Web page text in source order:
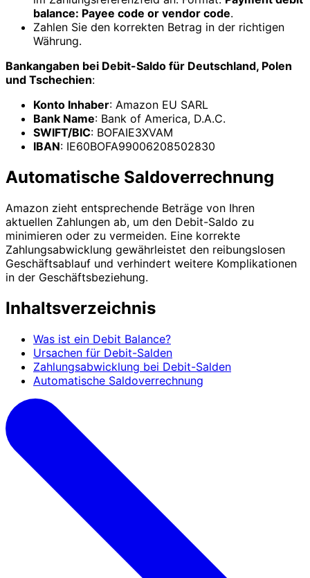
balance: Payee code or vendor code.
Zahlen Sie den korrekten Betrag in der richtigen
Währung.
Bankangaben bei Debit-Saldo für Deutschland, Polen
und Tschechien:
Konto Inhaber: Amazon EU SARL
Bank Name: Bank of America, D.A.C.
SWIFT/BIC: BOFAIE3XVAM
IBAN: IE60BOFA99006208502830
Automatische Saldoverrechnung
Amazon zieht entsprechende Beträge von Ihren
aktuellen Zahlungen ab, um den Debit-Saldo zu
minimieren oder zu vermeiden. Eine korrekte
Zahlungsabwicklung gewährleistet den reibungslosen
Geschäftsablauf und verhindert weitere Komplikationen
in der Geschäftsbeziehung.
Inhaltsverzeichnis
Was ist ein Debit Balance?
Ursachen für Debit-Salden
Zahlungsabwicklung bei Debit-Salden
Automatische Saldoverrechnung